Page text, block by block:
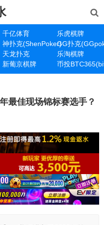
千亿体育
乐虎棋牌
神扑克(ShenPoker)GG扑克
天龙扑克
乐淘棋牌
新葡京棋牌 币投
最佳现场锦标赛选手？